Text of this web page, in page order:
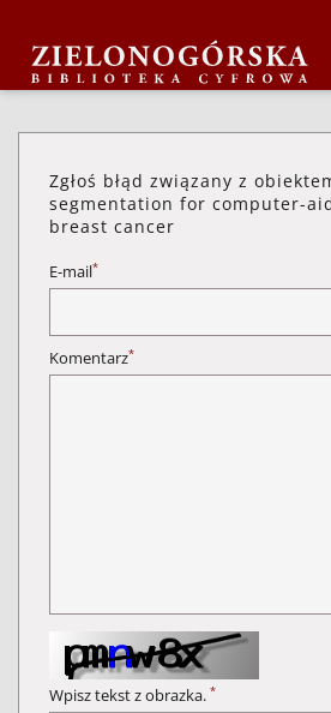
Zgłoś błąd związany z
segmentation for computer-
breast cancer
E-mail*
Komentarz*
Wpisz tekst z obrazka. *